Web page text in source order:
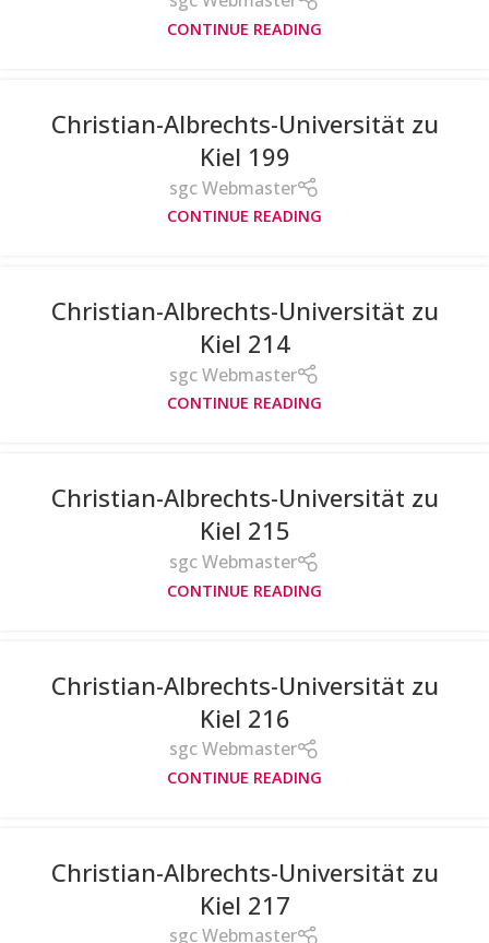
CONTINUE READING
Christian-Albrechts-Universität zu
Kiel 199
sgc Webmaster
CONTINUE READING
Christian-Albrechts-Universität zu
Kiel 214
sgc Webmaster
CONTINUE READING
Christian-Albrechts-Universität zu
Kiel 215
sgc Webmaster
CONTINUE READING
Christian-Albrechts-Universität zu
Kiel 216
sgc Webmaster
CONTINUE READING
Christian-Albrechts-Universität zu
Kiel 217
sgc Webmaster